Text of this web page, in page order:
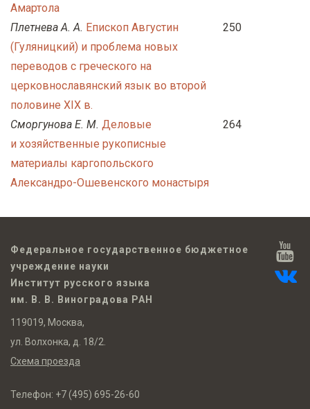
Амартола
Плетнева А. А. Епископ Августин
(Гуляницкий) и проблема новых
переводов с греческого на
церковнославянский язык во второй
половине XIX в.
250
Сморгунова Е. М. Деловые
и хозяйственные рукописные
материалы каргопольского
Александро-Ошевенского монастыря
264
Федеральное государственное бюджетное
учреждение науки
Институт русского языка
им. В. В. Виноградова РАН
119019, Москва,
ул. Волхонка, д. 18/2.
Схема проезда
Телефон: +7 (495) 695-26-60